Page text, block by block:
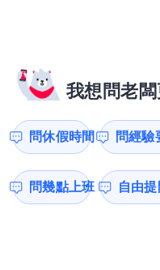
我想問老
問休假時間 問經驗
問幾點上班 自由